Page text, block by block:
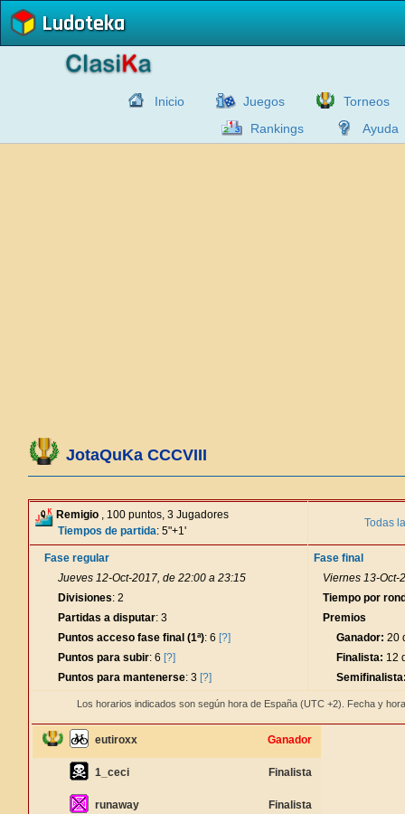
Ludoteka
Inicio Juegos
Torneos
Rankings
Ayuda
JotaQuKa CCCVIII
Remigio , 100 puntos, 3 Jugadores
Tiempos de partida: 5"+1'
Todas
Fase regular
Jueves 12-Oct-2017, de 22:00 a 23:15
Divisiones: 2
Partidas a disputar: 3
Puntos acceso fase final (1ª): 6 [?]
Puntos para subir: 6 [?]
Puntos para mantenerse: 3 [?]
Fase final
Viernes 13-Oct-
Tiempo por
Premios
Ganador: 20
Finalista: 12
Los horarios indicados son según hora de España (UTC +2). Fecha y
eutiroxx Ganador
1_ceci Finalista
runaway Finalista